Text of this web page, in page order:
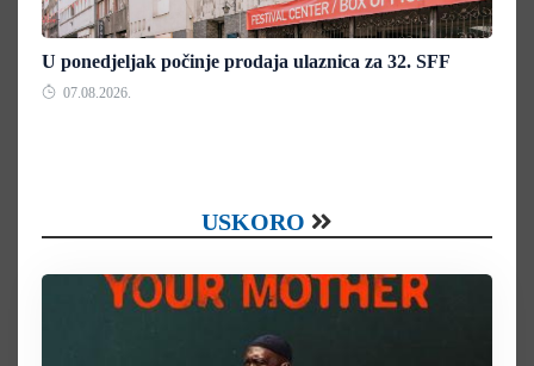
U ponedjeljak počinje prodaja ulaznica za 32. SFF
07.08.2026.
USKORO